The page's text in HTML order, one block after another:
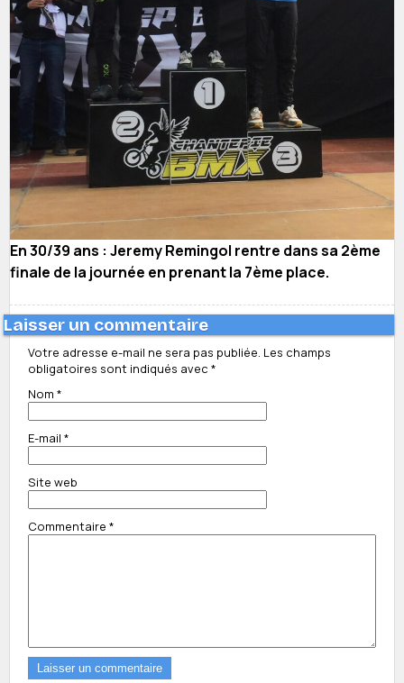
En 30/39 ans : Jeremy Remingol rentre dans sa 2ème
finale de la journée en prenant la 7ème place.
Laisser un commentaire
Votre adresse e-mail ne sera pas publiée. Les champs
obligatoires sont indiqués avec *
Nom *
E-mail *
Site web
Commentaire *